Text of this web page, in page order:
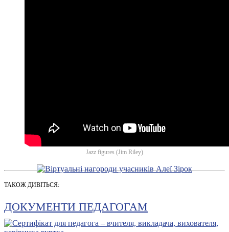
Jazz figures (Jim Riley)
ТАКОЖ ДИВІТЬСЯ:
ДОКУМЕНТИ ПЕДАГОГАМ